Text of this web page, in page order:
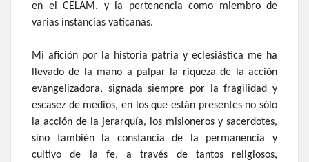
en el CELAM, y la pertenencia como miembro de
varias instancias vaticanas.
Mi afición por la historia patria y eclesiástica me ha
llevado de la mano a palpar la riqueza de la acción
evangelizadora, signada siempre por la fragilidad y
escasez de medios, en los que están presentes no sólo
la acción de la jerarquía, los misioneros y sacerdotes,
sino también la constancia de la permanencia y
cultivo de la fe, a través de tantos religiosos,